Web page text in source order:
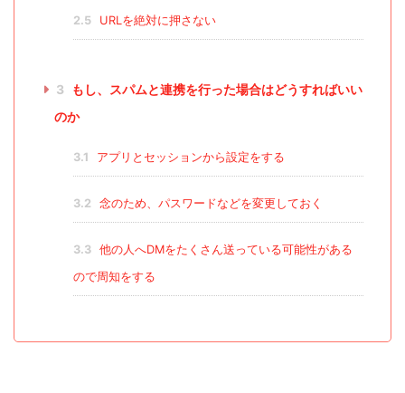
2.5 URLを絶対に押さない
3
もし、スパムと連携を行った場合はどうすればいい
のか
3.1 アプリとセッションから設定をする
3.2 念のため、パスワードなどを変更しておく
3.3
他の人へDMをたくさん送っている可能性がある
ので周知をする